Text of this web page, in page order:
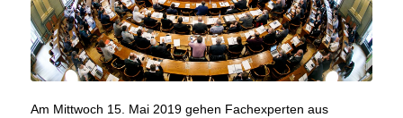
Am Mittwoch 15. Mai 2019 gehen Fachexperten aus